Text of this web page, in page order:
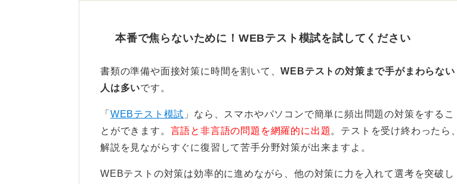
数理問題対策と時間配分の意識がカギ
TAP適性検査には3種類の試験タイプがあります。総合タイプ（60分）は、能力
問題＋性格問題、性格タイプ（15分）は性格問題のみ、短縮タイプ（30分）
は、総合タイプと同じ構成で時間が半分になる試験です。
能力問題は言語・数理・倫理から構成されていますが、メインは数理です。
本番で焦らないために！WEBテスト模試を試してください
書類の準備や面接対策に時間を割いて、WEBテストの対策まで手がまわらない
人は多いです。
「 WEBテスト模試 」なら、スマホやパソコンで簡単に頻出問題の対策をするこ
とができます。 言語と非言語の問題を網羅的に出題 。テストを受け終わったら、
解説を見ながらすぐに復習して苦手分野対策が出来ますよ。
WEBテストの対策は効率的に進めながら、他の対策に力を入れて選考を突破し